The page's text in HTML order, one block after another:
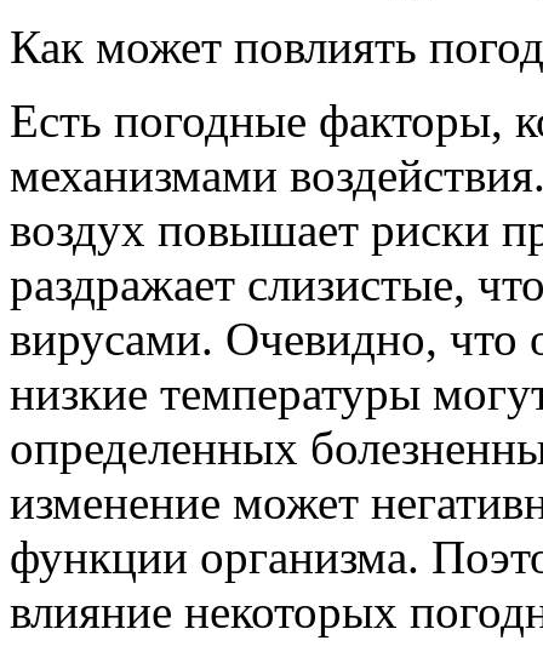
Как может повлиять
Есть погодные факторы,
механизмами
воздух повышает риски
раздражает слизистые,
вирусами. Очевидно, что
низкие температуры
определенных
изменение может
функции организма.
влияние некоторых